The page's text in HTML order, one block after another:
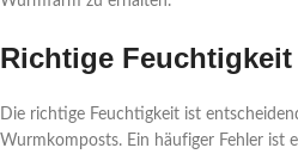
Richtige
Die richtige Feuchtigkeit ist
Wurmkomposts. Ein häufiger Fehler ist